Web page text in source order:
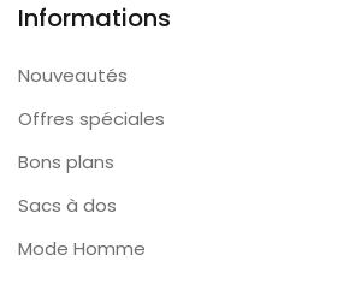
Informations
Nouveautés
Offres spéciales
Bons plans
Sacs à dos
Mode Homme